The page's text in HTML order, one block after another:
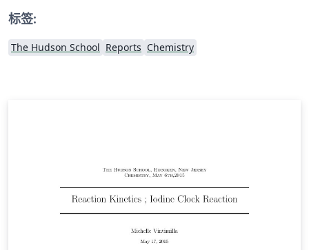
标签:
The Hudson School Reports Chemistry